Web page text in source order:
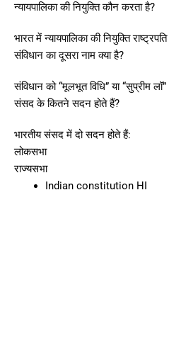
न्यायपालिका की नियुक्ति कौन करता है?
भारत में न्यायपालिका की नियुक्ति राष्ट्रपति
संविधान का दूसरा नाम क्या है?
संविधान को “मूलभूत विधि” या “सुप्रीम
संसद के कितने सदन होते हैं?
भारतीय संसद में दो सदन होते हैं:
लोकसभा
राज्यसभा
Indian constitution HI